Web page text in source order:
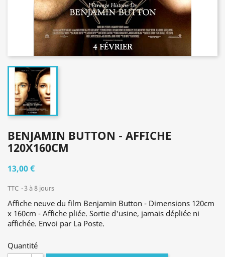
BENJAMIN BUTTON - AFFICHE
120X160CM
13,00 €
TTC 3 à 8 jours
Affiche neuve du film Benjamin Button - Dimensions 120cm
x 160cm - Affiche pliée. Sortie d'usine, jamais dépliée ni
affichée. Envoi par La Poste.
Quantité